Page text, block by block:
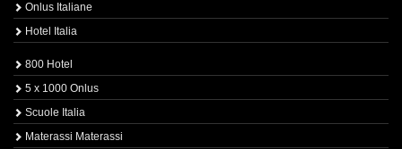
Onlus Italiane
Hotel Italia
800 Hotel
5 x 1000 Onlus
Scuole Italia
Materassi Materassi